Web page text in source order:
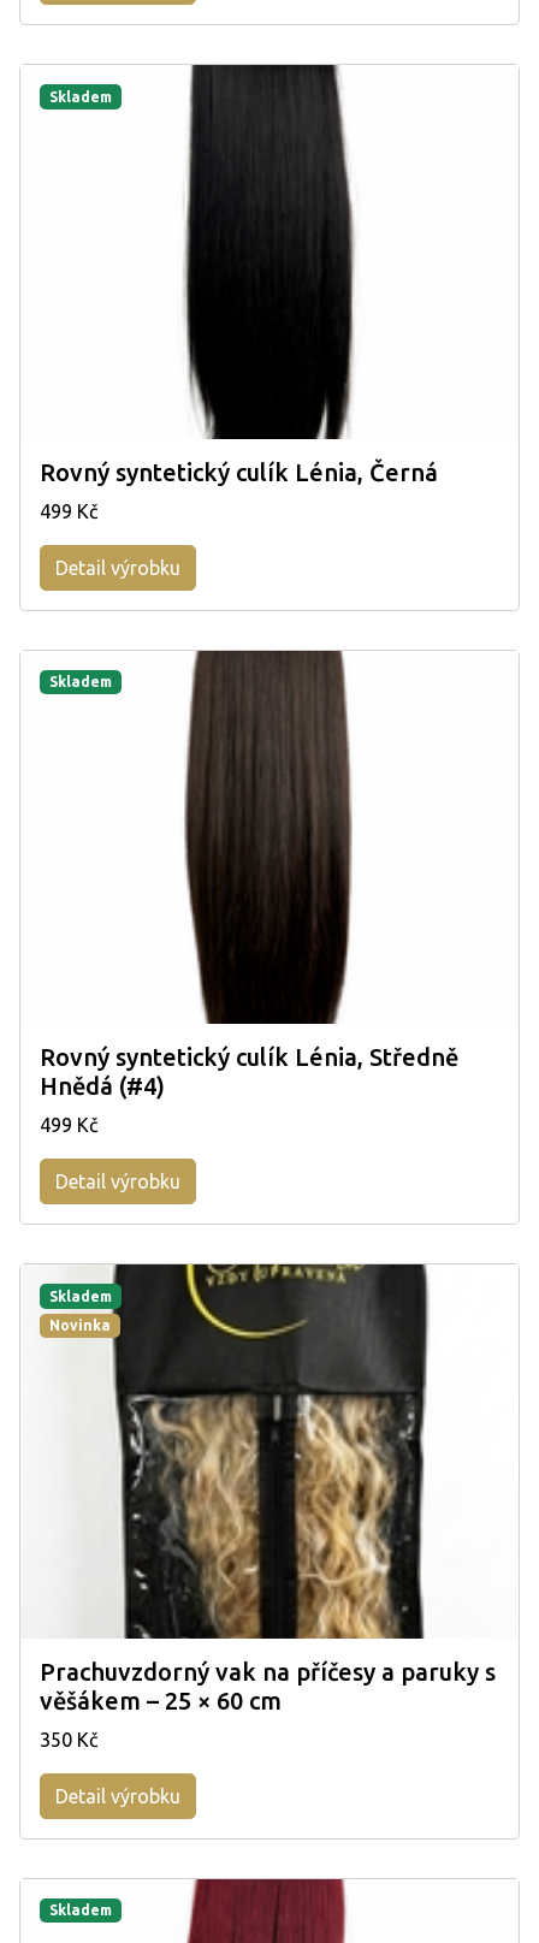
Skladem
Rovný syntetický culík Lénia, Černá
499 Kč
Detail výrobku
Skladem
Rovný syntetický culík Lénia, Středně
Hnědá (#4)
499 Kč
Detail výrobku
Skladem
Novinka
Prachuvzdorný vak na příčesy a paruky s
věšákem – 25 × 60 cm
350 Kč
Detail výrobku
Skladem